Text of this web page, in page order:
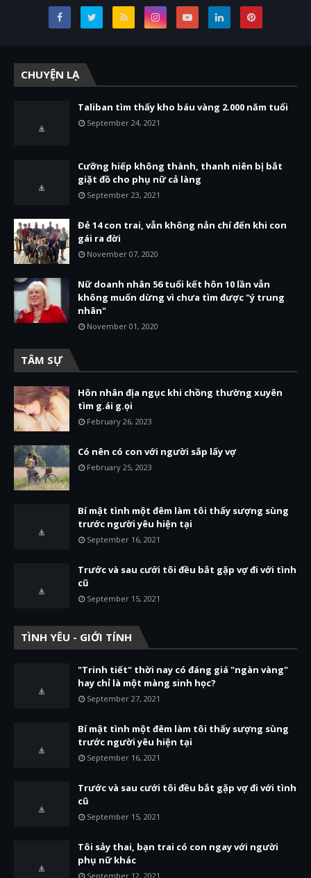
CHUYỆN LẠ
Taliban tìm thấy kho báu vàng 2.000 năm tuổi
September 24, 2021
Cưỡng hiếp không thành, thanh niên bị bắt
giặt đồ cho phụ nữ cả làng
September 23, 2021
Đẻ 14 con trai, vẫn không nản chí đến khi con
gái ra đời
November 07, 2020
Nữ doanh nhân 56 tuổi kết hôn 10 lần vẫn
không muốn dừng vì chưa tìm được "ý trung
nhân"
November 01, 2020
TÂM SỰ
Hôn nhân địa ngục khi chồng thường xuyên
tìm g.ái g.ọi
February 26, 2023
Có nên có con với người sắp lấy vợ
February 25, 2023
Bí mật tình một đêm làm tôi thấy sượng sùng
trước người yêu hiện tại
September 16, 2021
Trước và sau cưới tôi đều bắt gặp vợ đi với tình
cũ
September 15, 2021
TÌNH YÊU - GIỚI TÍNH
"Trinh tiết" thời nay có đáng giá "ngàn vàng"
hay chỉ là một màng sinh học?
September 27, 2021
Bí mật tình một đêm làm tôi thấy sượng sùng
trước người yêu hiện tại
September 16, 2021
Trước và sau cưới tôi đều bắt gặp vợ đi với tình
cũ
September 15, 2021
Tôi sảy thai, bạn trai có con ngay với người
phụ nữ khác
September 12, 2021